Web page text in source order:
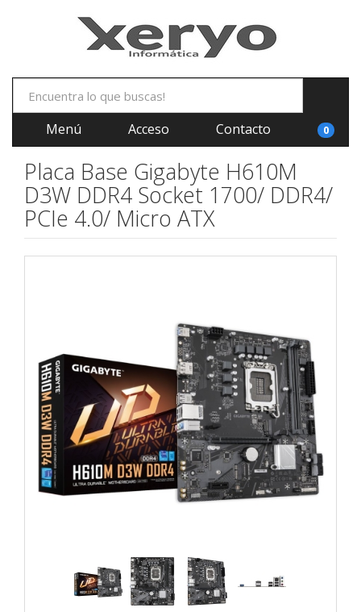
Menú Acceso Contacto 0
Placa Base Gigabyte H610M
D3W DDR4 Socket 1700/ DDR4/
PCIe 4.0/ Micro ATX